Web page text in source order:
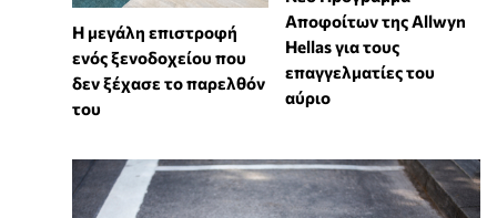
Η μεγάλη επιστροφή
ενός ξενοδοχείου που
δεν ξέχασε το παρελθόν
του
Αποφοίτων της Allwyn
Hellas για τους
επαγγελματίες του
αύριο